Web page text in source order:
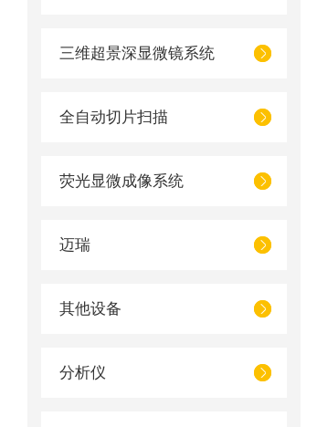
三维超景深显微镜系统
全自动切片扫描
荧光显微成像系统
迈瑞
其他设备
分析仪